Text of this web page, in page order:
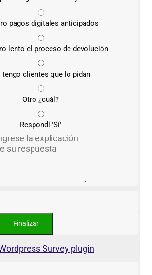
pagos digitales anticipados
lento el proceso de devolución
tengo clientes que lo pidan
Otro ¿cuál?
Respondí 'Sí'
Survey plugin